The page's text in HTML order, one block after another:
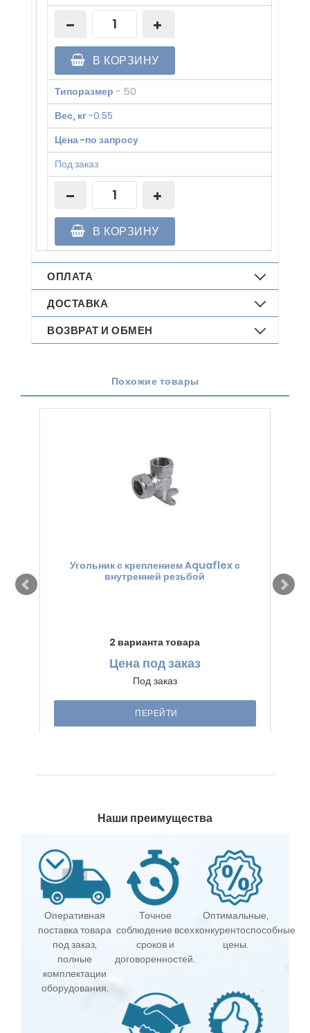
В КОРЗИНУ
Типоразмер - 50
Вес, кг-0.55
Цена-по запросу
Под заказ
В КОРЗИНУ
ОПЛАТА
ДОСТАВКА
ВОЗВРАТ И ОБМЕН
Похожие товары
Угольник с креплением Aquaflex с
внутренней резьбой
2 варианта товара
Ценапод заказ
Под заказ
ПЕРЕЙТИ
Наши преимущества
Оперативная
поставка товара
под заказ,
полные
комплектации
оборудования.
Точное
соблюдение всех
сроков и
договоренностей.
Оптимальные,
конкурентоспособные
цены.